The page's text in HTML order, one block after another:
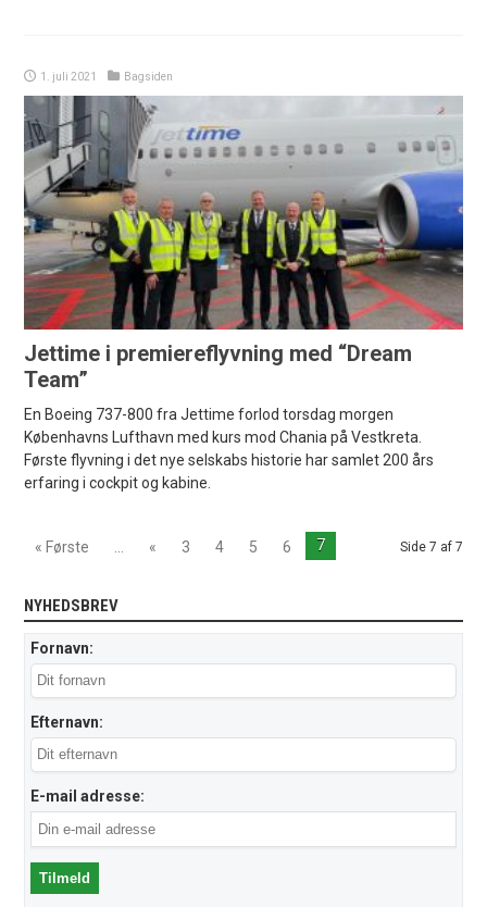
1. juli 2021 Bagsiden
Jettime i premiereflyvning med “Dream
Team”
En Boeing 737-800 fra Jettime forlod torsdag morgen
Københavns Lufthavn med kurs mod Chania på Vestkreta.
Første flyvning i det nye selskabs historie har samlet 200 års
erfaring i cockpit og kabine.
Side 7 af 7
« Første « 3 4 5 6 7
NYHEDSBREV
Fornavn:
Efternavn:
E-mail adresse: